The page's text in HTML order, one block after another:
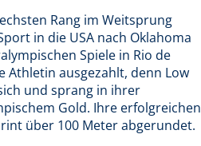
Rang im Weitsprung
in die USA nach Oklahoma
Spiele in Rio de
Athletin ausgezahlt, denn Low
und sprang in ihrer
Gold. Ihre erfolgreichen
über 100 Meter abgerundet.